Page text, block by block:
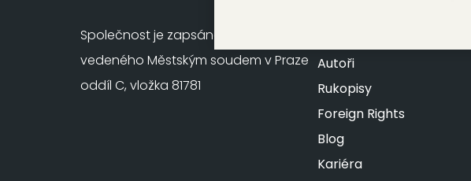
Společnost je zapsána u OR,
vedeného Městským soudem v Praze
oddíl C, vložka 81781
Autoři
Rukopisy
Foreign Rights
Blog
Kariéra